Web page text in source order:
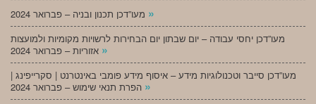
»
מעו”דכן יחסי עבודה – יום שבתון יום הבחירות לרשויות מקומיות ולמועצות
»
מעו”דכן סייבר וטכנולוגיות מידע – איסוף מידע פומבי באינטרנט | סקרייפינג |
»